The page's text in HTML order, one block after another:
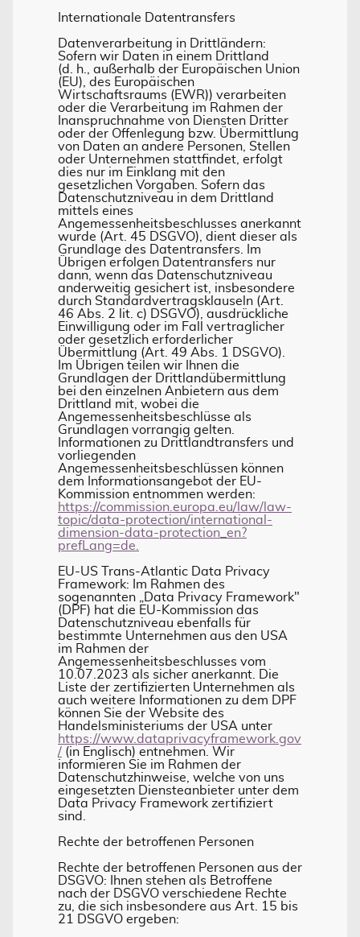
Internationale Datentransfers
Datenverarbeitung in Drittländern:
Sofern wir Daten in einem Drittland
(d. h., außerhalb der Europäischen Union
(EU), des Europäischen
Wirtschaftsraums (EWR)) verarbeiten
oder die Verarbeitung im Rahmen der
Inanspruchnahme von Diensten Dritter
oder der Offenlegung bzw. Übermittlung
von Daten an andere Personen, Stellen
oder Unternehmen stattfindet, erfolgt
dies nur im Einklang mit den
gesetzlichen Vorgaben. Sofern das
Datenschutzniveau in dem Drittland
mittels eines
Angemessenheitsbeschlusses anerkannt
wurde (Art. 45 DSGVO), dient dieser als
Grundlage des Datentransfers. Im
Übrigen erfolgen Datentransfers nur
dann, wenn das Datenschutzniveau
anderweitig gesichert ist, insbesondere
durch Standardvertragsklauseln (Art.
46 Abs. 2 lit. c) DSGVO), ausdrückliche
Einwilligung oder im Fall vertraglicher
oder gesetzlich erforderlicher
Übermittlung (Art. 49 Abs. 1 DSGVO).
Im Übrigen teilen wir Ihnen die
Grundlagen der Drittlandübermittlung
bei den einzelnen Anbietern aus dem
Drittland mit, wobei die
Angemessenheitsbeschlüsse als
Grundlagen vorrangig gelten.
Informationen zu Drittlandtransfers und
vorliegenden
Angemessenheitsbeschlüssen können
dem Informationsangebot der EU-
Kommission entnommen werden:
https://commission.europa.eu/law/law-
topic/data-protection/international-
dimension-data-protection_en?
prefLang=de.
EU-US Trans-Atlantic Data Privacy
Framework: Im Rahmen des
sogenannten „Data Privacy Framework"
(DPF) hat die EU-Kommission das
Datenschutzniveau ebenfalls für
bestimmte Unternehmen aus den USA
im Rahmen der
Angemessenheitsbeschlusses vom
10.07.2023 als sicher anerkannt. Die
Liste der zertifizierten Unternehmen als
auch weitere Informationen zu dem DPF
können Sie der Website des
Handelsministeriums der USA unter
https://www.dataprivacyframework.gov
/ (in Englisch) entnehmen. Wir
informieren Sie im Rahmen der
Datenschutzhinweise, welche von uns
eingesetzten Diensteanbieter unter dem
Data Privacy Framework zertifiziert
sind.
Rechte der betroffenen Personen
Rechte der betroffenen Personen aus der
DSGVO: Ihnen stehen als Betroffene
nach der DSGVO verschiedene Rechte
zu, die sich insbesondere aus Art. 15 bis
21 DSGVO ergeben: